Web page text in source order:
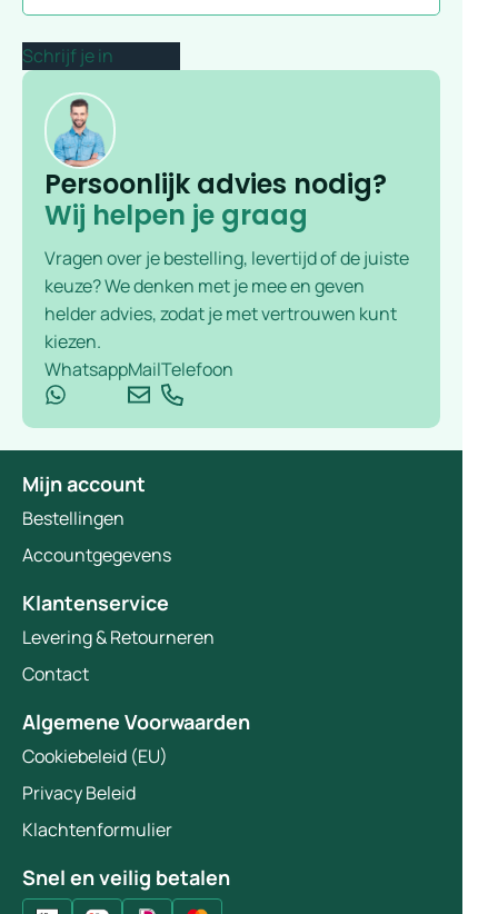
Persoonlijk advies nodig?
Wij helpen je graag
Vragen over je bestelling, levertijd of de juiste
keuze? We denken met je mee en geven
helder advies, zodat je met vertrouwen kunt
kiezen.
WhatsappMailTelefoon
Mijn account
Bestellingen
Accountgegevens
Klantenservice
Levering & Retourneren
Contact
Algemene Voorwaarden
Cookiebeleid (EU)
Privacy Beleid
Klachtenformulier
Snel en veilig betalen